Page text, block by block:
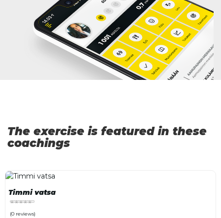
The exercise is featured in these
coachings
Timmi vatsa
(0 reviews)